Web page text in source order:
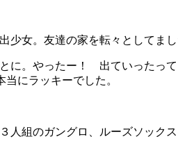
女。友達の家を転々としてまし
に。やったー！ 出ていったっ
にラッキーでした。
組のガングロ、ルーズソック